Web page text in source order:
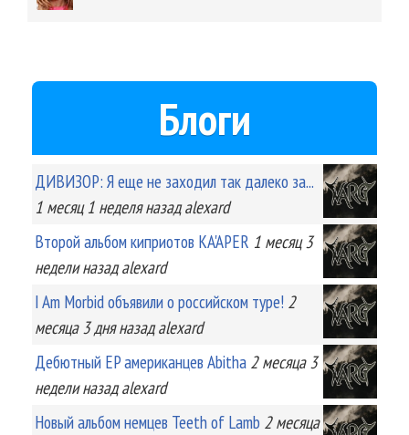
Блоги
ДИВИЗОР: Я еще не заходил так далеко за...
1 месяц 1 неделяназад alexard
Второй альбом киприотов KA'APER 1 месяц 3
неделиназад alexard
I Am Morbid объявили о российском туре! 2
месяца 3 дняназад alexard
Дебютный EP американцев Abitha 2 месяца 3
неделиназад alexard
Новый альбом немцев Teeth of Lamb 2 месяца